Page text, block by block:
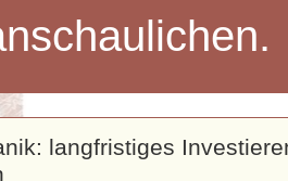
langfristiges